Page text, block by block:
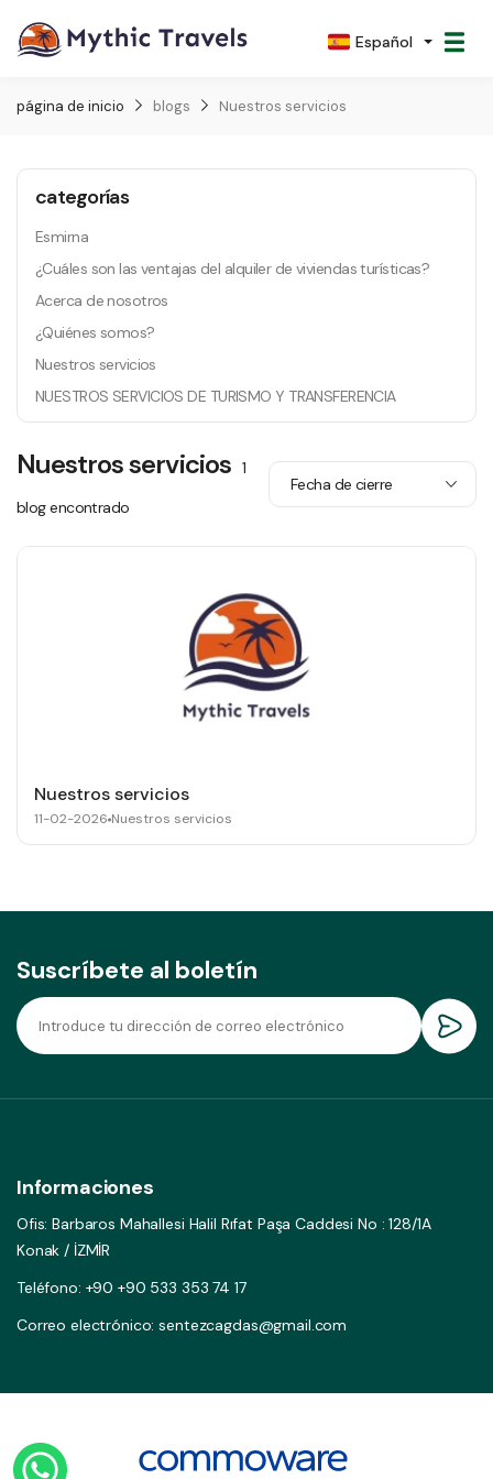
Español
página de inicio blogs Nuestros servicios
categorías
Esmirna
¿Cuáles son las ventajas del alquiler de viviendas turísticas?
Acerca de nosotros
¿Quiénes somos?
Nuestros servicios
NUESTROS SERVICIOS DE TURISMO Y TRANSFERENCIA
Nuestros servicios 1
blog encontrado
Nuestros servicios
11-02-2026 Nuestros servicios
Suscríbete al boletín
Informaciones
Ofis: Barbaros Mahallesi Halil Rıfat Paşa Caddesi No : 128/1A
Konak / İZMİR
Teléfono: +90 +90 533 353 74 17
Correo electrónico: sentezcagdas@gmail.com